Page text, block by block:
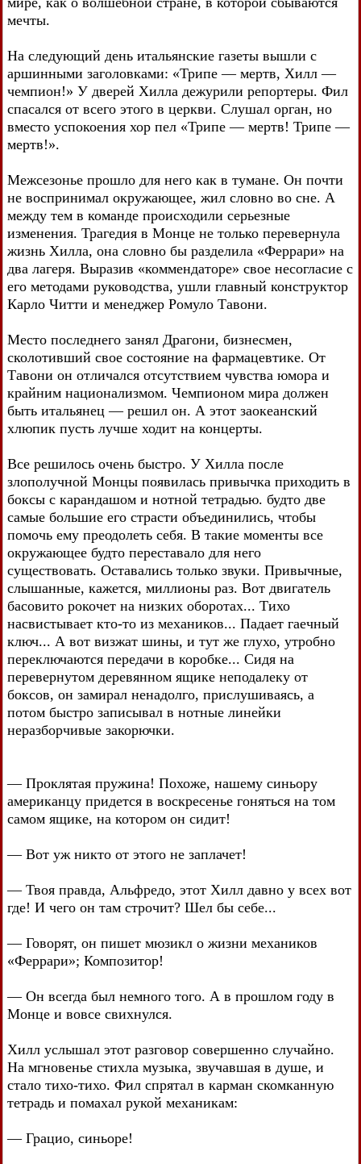
мечты.
На следующий день итальянские газеты вышли с
аршинными заголовками: «Трипе — мертв, Хилл —
чемпион!» У дверей Хилла дежурили репортеры. Фил
спасался от всего этого в церкви. Слушал орган, но
вместо успокоения хор пел «Трипе — мертв! Трипе —
мертв!».
Межсезонье прошло для него как в тумане. Он почти
не воспринимал окружающее, жил словно во сне. А
между тем в команде происходили серьезные
изменения. Трагедия в Монце не только перевернула
жизнь Хилла, она словно бы разделила «Феррари» на
два лагеря. Выразив «коммендаторе» свое несогласие с
его методами руководства, ушли главный конструктор
Карло Читти и менеджер Ромуло Тавони.
Место последнего занял Драгони, бизнесмен,
сколотивший свое состояние на фармацевтике. От
Тавони он отличался отсутствием чувства юмора и
крайним национализмом. Чемпионом мира должен
быть итальянец — решил он. А этот заокеанский
хлюпик пусть лучше ходит на концерты.
Все решилось очень быстро. У Хилла после
злополучной Монцы появилась привычка приходить в
боксы с карандашом и нотной тетрадью. будто две
самые большие его страсти объединились, чтобы
помочь ему преодолеть себя. В такие моменты все
окружающее будто переставало для него
существовать. Оставались только звуки. Привычные,
слышанные, кажется, миллионы раз. Вот двигатель
басовито рокочет на низких оборотах... Тихо
насвистывает кто-то из механиков... Падает гаечный
ключ... А вот визжат шины, и тут же глухо, утробно
переключаются передачи в коробке... Сидя на
перевернутом деревянном ящике неподалеку от
боксов, он замирал ненадолго, прислушиваясь, а
потом быстро записывал в нотные линейки
неразборчивые закорючки.
— Проклятая пружина! Похоже, нашему синьору
американцу придется в воскресенье гоняться на том
самом ящике, на котором он сидит!
— Вот уж никто от этого не заплачет!
— Твоя правда, Альфредо, этот Хилл давно у всех вот
где! И чего он там строчит? Шел бы себе...
— Говорят, он пишет мюзикл о жизни механиков
«Феррари»; Композитор!
— Он всегда был немного того. А в прошлом году в
Монце и вовсе свихнулся.
Хилл услышал этот разговор совершенно случайно.
На мгновенье стихла музыка, звучавшая в душе, и
стало тихо-тихо. Фил спрятал в карман скомканную
тетрадь и помахал рукой механикам:
— Грацио, синьоре!